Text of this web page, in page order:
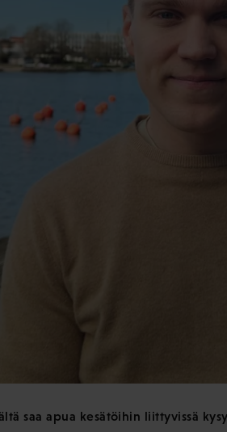
saa apua kesätöihin liittyvissä